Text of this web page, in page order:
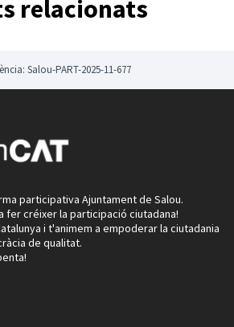
relacionats
Salou-PART-2025-11-677
participativa Ajuntament de Salou.
fer créixer la participació ciutadana!
i t'animem a empoderar la ciutadania
de qualitat.